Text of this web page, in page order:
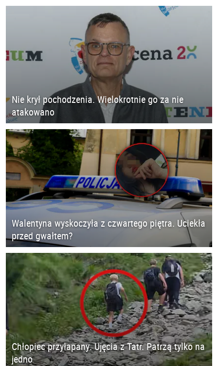
Nie krył pochodzenia. Wielokrotnie go za nie
atakowano
Walentyna wyskoczyła z czwartego piętra. Uciekła
przed gwałtem?
Chłopiec przyłapany. Ujęcia z Tatr. Patrzą tylko na
jedno